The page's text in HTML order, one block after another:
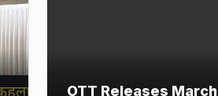
OTT Releases March